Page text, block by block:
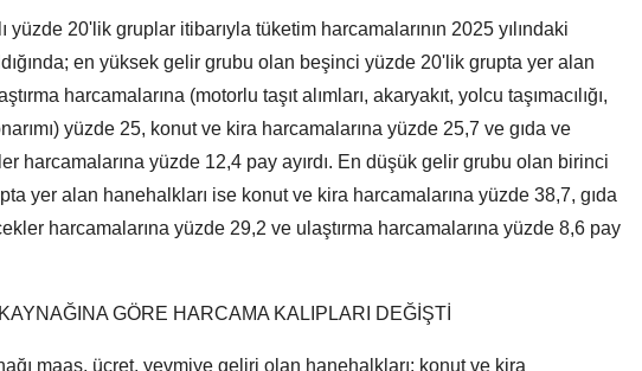
yüzde 20'lik gruplar itibarıyla tüketim harcamalarının 2025 yılındaki
en yüksek gelir grubu olan beşinci yüzde 20'lik grupta yer alan
harcamalarına (motorlu taşıt alımları, akaryakıt, yolcu taşımacılığı,
yüzde 25, konut ve kira harcamalarına yüzde 25,7 ve gıda ve
harcamalarına yüzde 12,4 pay ayırdı. En düşük gelir grubu olan birinci
yer alan hanehalkları ise konut ve kira harcamalarına yüzde 38,7, gıda
harcamalarına yüzde 29,2 ve ulaştırma harcamalarına yüzde 8,6 pay
GÖRE HARCAMA KALIPLARI DEĞİŞTİ
maaş, ücret, yevmiye geliri olan hanehalkları; konut ve kira